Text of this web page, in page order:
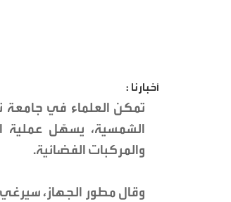
أخبارنا :
تمكن العلماء في جامعة
الشمسية، يسهّل عملية
والمركبات الفضائية.
وقال مطور الجهاز، سيرغي